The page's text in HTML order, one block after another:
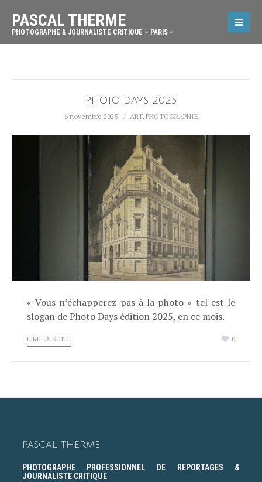
PASCAL THERME
PHOTOGRAPHE & JOURNALISTE CRITIQUE – PARIS –
PHOTO DAYS 2025
6 novembre 2025 ART, PHOTOGRAPHIE
« Vous n’échapperez pas à la photo » tel est le
slogan de Photo Days édition 2025, en ce mois.
LIRE LA SUITE 0
PASCAL THERME
PHOTOGRAPHE PROFESSIONNEL DE REPORTAGES &
JOURNALISTE CRITIQUE